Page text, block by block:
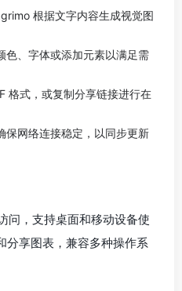
根据文字内容生成视觉图
色、字体或添加元素以满足需
格式，或复制分享链接进行在
保网络连接稳定，以同步更新
问，支持桌面和移动设备使
分享图表，兼容多种操作系